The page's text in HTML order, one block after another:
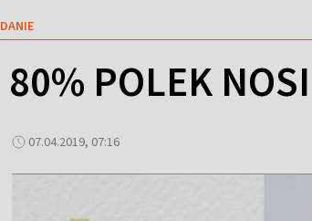
80% POLEK
07.04.2019, 07:16